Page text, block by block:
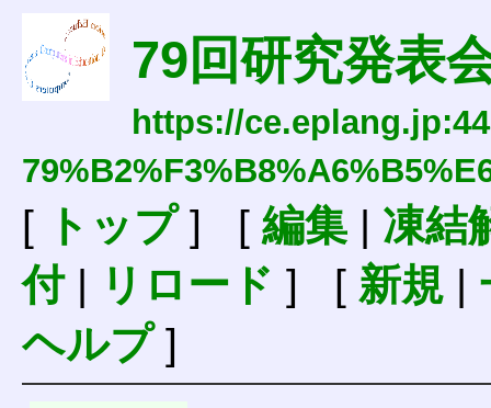
79回研究発表
https://
[ トップ] [ 編集| 凍結
付| リロード ] [ 新規|
ヘルプ]